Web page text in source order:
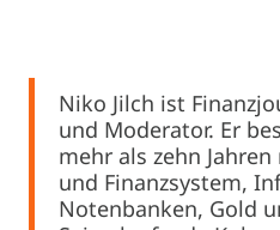
Niko Jilch ist
und Moderator. Er
mehr als zehn
und Finanzsystem,
Notenbanken, Gold